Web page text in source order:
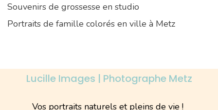
Souvenirs de grossesse en studio
Portraits de famille colorés en ville à Metz
Lucille Images | Photographe Metz
Vos portraits naturels et pleins de vie !